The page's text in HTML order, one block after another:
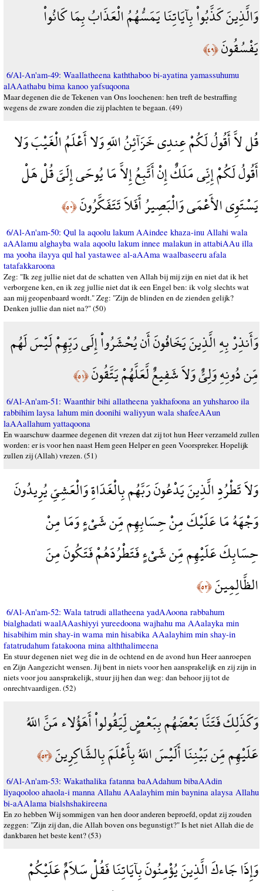
وَالَّذِينَ كَذَّبُواْ بِآيَاتِنَا يَمَسُّهُمُ الْعَذَابُ بِمَا كَانُواْ
يَفْسُقُونَ﴿٤٩﴾
6/Al-An'am-49: Waallatheena kaththaboo bi-ayatina yamassuhumu
alAAathabu bima kanoo yafsuqoona
Maar degenen die de Tekenen van Ons loochenen: hen treft de bestraffing
wegens de zware zonden die zij plachten te begaan. (49)
قُل لاَّ أَقُولُ لَكُمْ عِندِي خَزَآئِنُ اللّهِ وَلا أَعْلَمُ الْغَيْبَ وَلا
أَقُولُ لَكُمْ إِنِّي مَلَكٌ إِنْ أَتَّبِعُ إِلاَّ مَا يُوحَى إِلَيَّ قُلْ هَلْ
يَسْتَوِي الأَعْمَى وَالْبَصِيرُ أَفَلاَ تَتَفَكَّرُونَ﴿٥٠﴾
6/Al-An'am-50: Qul la aqoolu lakum AAindee khaza-inu Allahi wala
aAAlamu alghayba wala aqoolu lakum innee malakun in attabiAAu illa
ma yooha ilayya qul hal yastawee al-aAAma waalbaseeru afala
tatafakkaroona
Zeg: "Ik zeg jullie niet dat de schatten ven Allah bij mij zijn en niet dat ik het
verborgene ken, en ik zeg jullie niet dat ik een Engel ben: ik volg slechts wat
aan mij geopenbaard wordt." Zeg: "Zijn de blinden en de zienden gelijk?
Denken jullie dan niet na?" (50)
وَأَنذِرْ بِهِ الَّذِينَ يَخَافُونَ أَن يُحْشَرُواْ إِلَى رَبِّهِمْ لَيْسَ لَهُم
مِّن دُونِهِ وَلِيٌّ وَلاَ شَفِيعٌ لَّعَلَّهُمْ يَتَّقُونَ﴿٥١﴾
6/Al-An'am-51: Waanthir bihi allatheena yakhafoona an yuhsharoo ila
rabbihim laysa lahum min doonihi waliyyun wala shafeeAAun
laAAallahum yattaqoona
En waarschuw daarmee degenen dit vrezen dat zij tot hun Heer verzameld zullen
worden: er is voor hen naast Hem geen Helper en geen Voorspreker. Hopelijk
zullen zij (Allah) vrezen. (51)
وَلاَ تَطْرُدِ الَّذِينَ يَدْعُونَ رَبَّهُم بِالْغَدَاةِ وَالْعَشِيِّ يُرِيدُونَ
وَجْهَهُ مَا عَلَيْكَ مِنْ حِسَابِهِم مِّن شَيْءٍ وَمَا مِنْ
حِسَابِكَ عَلَيْهِم مِّن شَيْءٍ فَتَطْرُدَهُمْ فَتَكُونَ مِنَ
الظَّالِمِينَ﴿٥٢﴾
6/Al-An'am-52: Wala tatrudi allatheena yadAAoona rabbahum
bialghadati waalAAashiyyi yureedoona wajhahu ma AAalayka min
hisabihim min shay-in wama min hisabika AAalayhim min shay-in
fatatrudahum fatakoona mina alththalimeena
En stuur degenen niet weg die in de ochtend en de avond hun Heer aanroepen
en Zijn Aangezicht wensen. Jij bent in niets voor hen aansprakelijk en zij zijn in
niets voor jou aansprakelijk, stuur jij hen dan weg: dan behoor jij tot de
onrechtvaardigen. (52)
وَكَذَلِكَ فَتَنَّا بَعْضَهُم بِبَعْضٍ لِّيَقُولواْ أَهَؤُلاء مَنَّ اللّهُ
عَلَيْهِم مِّن بَيْنِنَا أَلَيْسَ اللّهُ بِأَعْلَمَ بِالشَّاكِرِينَ﴿٥٣﴾
6/Al-An'am-53: Wakathalika fatanna baAAdahum bibaAAdin
liyaqooloo ahaola-i manna Allahu AAalayhim min baynina alaysa Allahu
bi-aAAlama bialshshakireena
En zo hebben Wij sommigen van hen door anderen beproefd, opdat zij zouden
zeggen: "Zijn zij dan, die Allah boven ons begunstigt?" Is het niet Allah die de
dankbaren het beste kent? (53)
وَإِذَا جَاءكَ الَّذِينَ يُؤْمِنُونَ بِآيَاتِنَا فَقُلْ سَلاَمٌ عَلَيْكُمْ